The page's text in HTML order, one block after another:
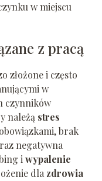
w miejscu
z pracą
złożone i często
w
czynników
należą stres
brak
negatywna
iwypalenie
dlazdrowia